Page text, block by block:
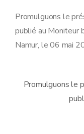
Promulguons le
publié au Moniteur
Namur, le 06 mai
Promulguons le